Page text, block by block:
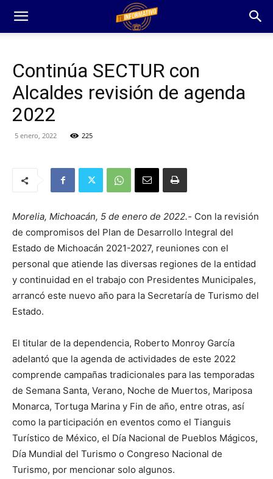
Continúa SECTUR con
Alcaldes revisión de agenda
2022
5 enero, 2022 225
Morelia, Michoacán, 5 de enero de 2022.- Con la revisión
de compromisos del Plan de Desarrollo Integral del
Estado de Michoacán 2021-2027, reuniones con el
personal que atiende las diversas regiones de la entidad
y continuidad en el trabajo con Presidentes Municipales,
arrancó este nuevo año para la Secretaría de Turismo del
Estado.
El titular de la dependencia, Roberto Monroy García
adelantó que la agenda de actividades de este 2022
comprende campañas tradicionales para las temporadas
de Semana Santa, Verano, Noche de Muertos, Mariposa
Monarca, Tortuga Marina y Fin de año, entre otras, así
como la participación en eventos como el Tianguis
Turístico de México, el Día Nacional de Pueblos Mágicos,
Día Mundial del Turismo o Congreso Nacional de
Turismo, por mencionar solo algunos.